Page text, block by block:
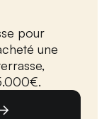
pour
une